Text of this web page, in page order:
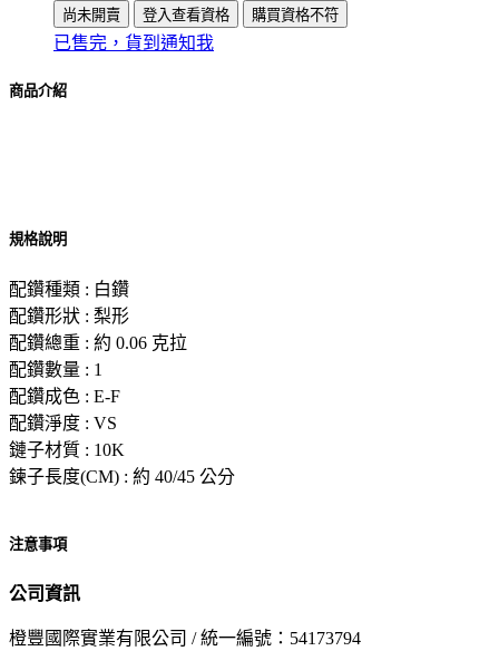
尚未開賣 登入查看資格 購買資格不符
已售完，貨到通知我
商品介紹
規格說明
配鑽種類 : 白鑽
配鑽形狀 : 梨形
配鑽總重 : 約 0.06 克拉
配鑽數量 : 1
配鑽成色 : E-F
配鑽淨度 : VS
鏈子材質 : 10K
鍊子長度(CM) : 約 40/45 公分
注意事項
公司資訊
橙豐國際實業有限公司 / 統一編號：54173794